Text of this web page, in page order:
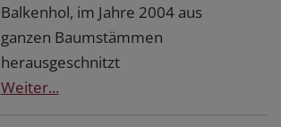
Balkenhol, im Jahre 2004 aus
ganzen Baumstämmen
herausgeschnitzt
Weiter...